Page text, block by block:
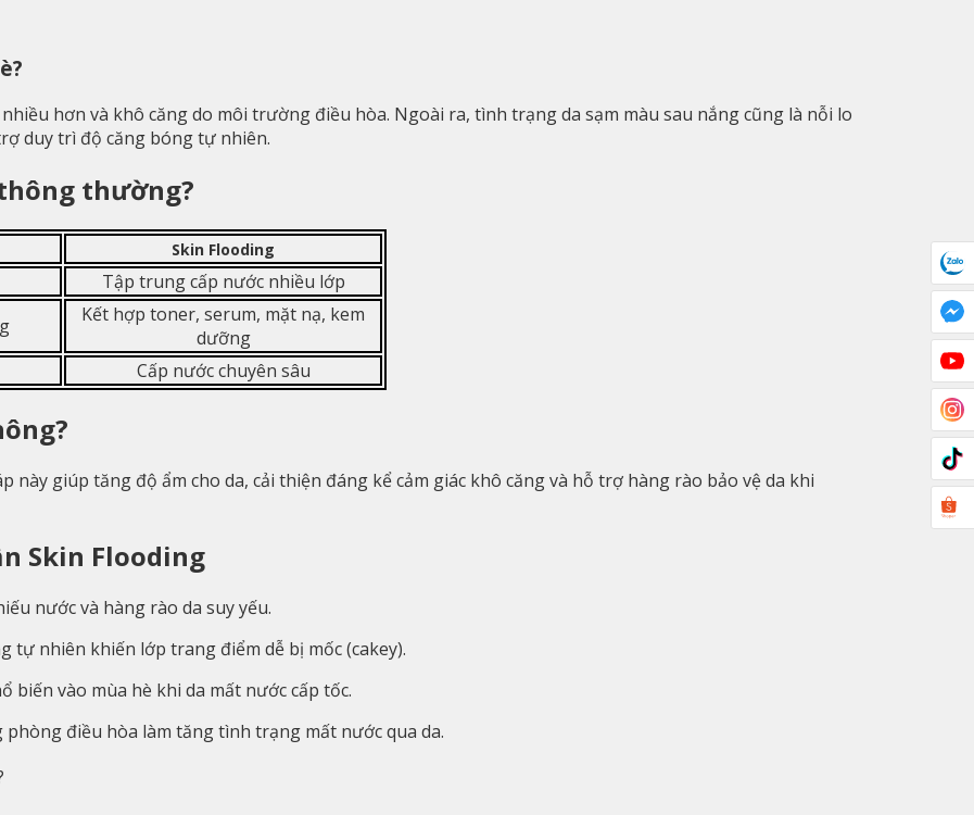
hơn và khô căng do môi trường điều hòa. Ngoài ra, tình trạng da sạm màu sau nắng cũng là nỗi lo
duy trì độ căng bóng tự nhiên.
thường?
Skin Flooding
Tập trung cấp nước nhiều lớp
Kết hợp toner, serum, mặt nạ, kem
dưỡng
Cấp nước chuyên sâu
này giúp tăng độ ẩm cho da, cải thiện đáng kể cảm giác khô căng và hỗ trợ hàng rào bảo vệ da khi
Skin Flooding
nước và hàng rào da suy yếu.
tự nhiên khiến lớp trang điểm dễ bị mốc (cakey).
biến vào mùa hè khi da mất nước cấp tốc.
điều hòa làm tăng tình trạng mất nước qua da.